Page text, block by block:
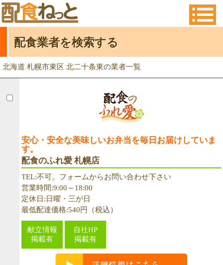
配食業者を検索する
北海道 札幌市東区 北二十条東の業者一覧
安心・安全な美味しいお弁当を毎日お届けしていま
す。
配食のふれ愛 札幌店
TEL:不可。フォームからお問い合わせ下さい
営業時間:9:00～18:00
定休日:日曜・三が日
最低配達価格:540円（税込）
献立情報
掲載有
自社HP
掲載有